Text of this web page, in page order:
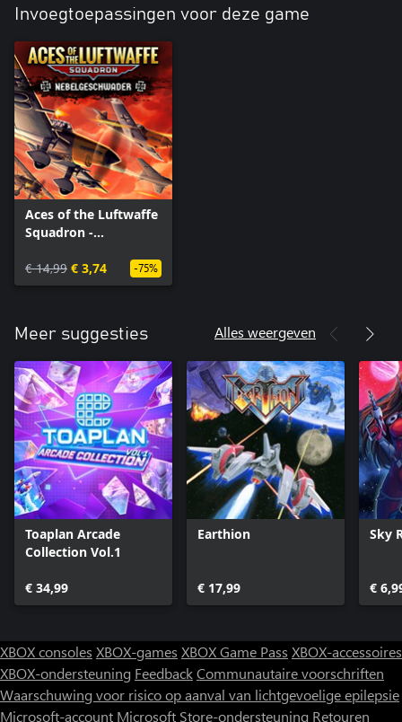
Invoegtoepassingen voor deze game
Aces of the Luftwaffe
Squadron -
€ 14,99 € 3,74 -75%
Meer suggesties Alles weergeven
Toaplan Arcade
Collection Vol.1
€ 34,99
Earthion
€ 17,99
Sky
€
XBOX consoles XBOX-games XBOX Game Pass XBOX-accessoires
XBOX-ondersteuning FeedbackCommunautaire voorschriften
Waarschuwing voor risico op aanval van lichtgevoelige epilepsie
Microsoft-account Microsoft Store-ondersteuning Retouren